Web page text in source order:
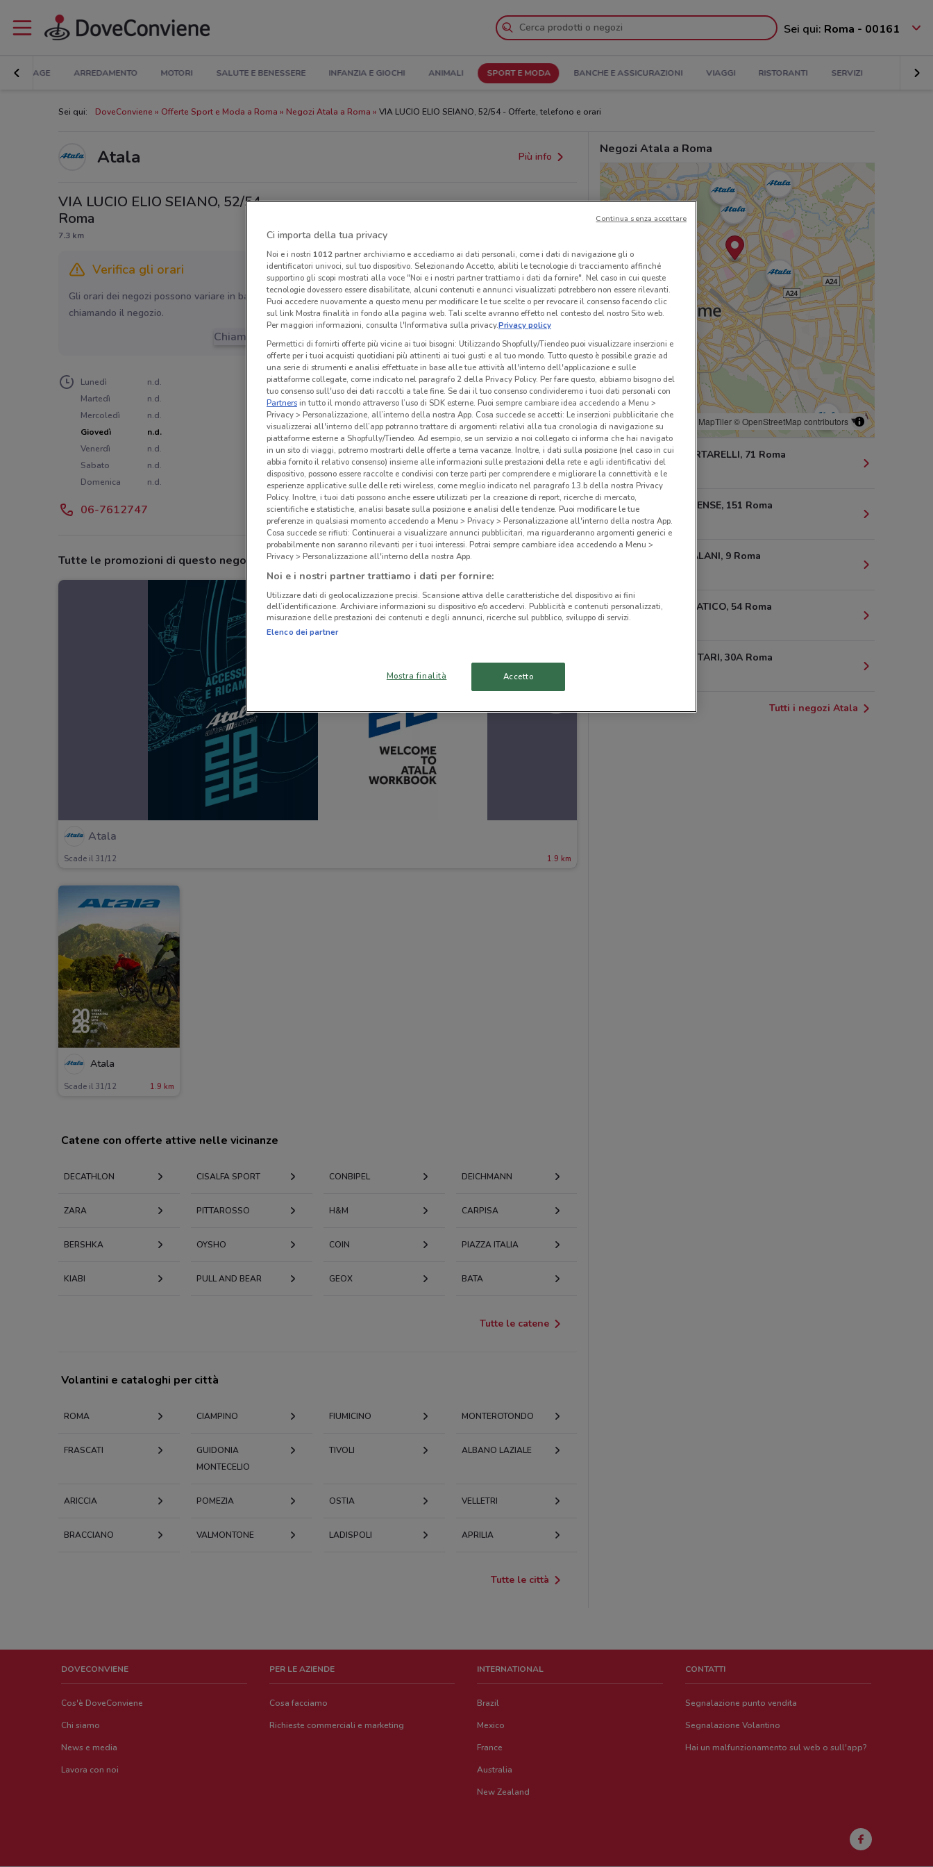
Sei qui: Roma - 00161
BRICOLAGE ARREDAMENTO MOTORI SALUTE E BENESSERE INFANZIA E GIOCHI ANIMALI SPORT E MODA BANCHE E ASSICURAZIONI VIAGGI RISTORANTI SERVIZI
Sei qui: DoveConviene Offerte Sport e Moda a Roma Negozi Atala a Roma VIA LUCIO ELIO SEIANO, 52/54 - Offerte, telefono e orari
Atala Più info
VIA LUCIO ELIO SEIANO, 52/54,
Roma
7.3 km
Verifica gli orari
Gli orari dei negozi possono variare in base agli ultimi provvedimenti regionali o nazionali. Verifica l’accuratezza
chiamando il negozio.
Chiama il negozio
Lunedì
n.d.
Martedì
n.d.
Mercoledì
n.d.
Giovedì
n.d.
Venerdì
n.d.
Sabato
n.d.
Domenica
n.d.
06-7612747
Tutte le promozioni di questo negozio
Atala
Scade il 31/12 1.9 km
Atala
Scade il 31/12 1.9 km
Negozi Atala a Roma
© MapTiler© OpenStreetMap contributors
VIA L. V. BERTARELLI, 71 Roma
1.9 km
VIA NEMORENSE, 151 Roma
1.9 km
VIA A. CATALANI, 9 Roma
VIALE ADRIATICO, 54 Roma
VIA DEI LEUTARI, 30A Roma
Tutti i negozi Atala
Catene con offerte attive nelle vicinanze
DECATHLON CISALFA SPORT CONBIPEL DEICHMANN
ZARA PITTAROSSO H&M CARPISA
BERSHKA OYSHO COIN PIAZZA ITALIA
KIABI PULL AND BEAR GEOX BATA
Tutte le catene
Volantini e cataloghi per città
ROMA CIAMPINO FIUMICINO MONTEROTONDO
FRASCATI
GUIDONIA
MONTECELIO
TIVOLI ALBANO LAZIALE
ARICCIA POMEZIA OSTIA VELLETRI
BRACCIANO VALMONTONE LADISPOLI APRILIA
Tutte le città
DOVECONVIENE
Cos'è DoveConviene
Chi siamo
News e media
Lavora con noi
PER LE AZIENDE
Cosa facciamo
Richieste commerciali e marketing
INTERNATIONAL
Brazil
Mexico
France
Australia
New Zealand
CONTATTI
Segnalazione punto vendita
Segnalazione Volantino
Hai un malfunzionamento sul web o sull'app?
Ci importa della tua privacy
Noi e i nostri 1012partner archiviamo e accediamo ai dati personali, come i dati di navigazione gli o
identificatori univoci, sul tuo dispositivo. Selezionando Accetto, abiliti le tecnologie di tracciamento affinché
supportino gli scopi mostrati alla voce "Noi e i nostri partner trattiamo i dati da fornire". Nel caso in cui queste
tecnologie dovessero essere disabilitate, alcuni contenuti e annunci visualizzati potrebbero non essere rilevanti.
Puoi accedere nuovamente a questo menu per modificare le tue scelte o per revocare il consenso facendo clic
sul link Mostra finalità in fondo alla pagina web. Tali scelte avranno effetto nel contesto del nostro Sito web.
Per maggiori informazioni, consulta l'Informativa sulla privacy.Privacy policy
Permettici di fornirti offerte più vicine ai tuoi bisogni: Utilizzando Shopfully/Tiendeo puoi visualizzare inserzioni e
offerte per i tuoi acquisti quotidiani più attinenti ai tuoi gusti e al tuo mondo. Tutto questo è possibile grazie ad
una serie di strumenti e analisi effettuate in base alle tue attività all'interno dell'applicazione e sulle
piattaforme collegate, come indicato nel paragrafo 2 della Privacy Policy. Per fare questo, abbiamo bisogno del
tuo consenso sull'uso dei dati raccolti a tale fine. Se dai il tuo consenso condivideremo i tuoi dati personali con
Partnersin tutto il mondo attraverso l’uso di SDK esterne. Puoi sempre cambiare idea accedendo a Menu >
Privacy > Personalizzazione, all’interno della nostra App. Cosa succede se accetti: Le inserzioni pubblicitarie che
visualizzerai all'interno dell’app potranno trattare di argomenti relativi alla tua cronologia di navigazione su
piattaforme esterne a Shopfully/Tiendeo. Ad esempio, se un servizio a noi collegato ci informa che hai navigato
in un sito di viaggi, potremo mostrarti delle offerte a tema vacanze. Inoltre, i dati sulla posizione (nel caso in cui
abbia fornito il relativo consenso) insieme alle informazioni sulle prestazioni della rete e agli identificativi del
dispositivo, possono essere raccolte e condivisi con terze parti per comprendere e migliorare la connettività e le
esperienze applicative sulle delle reti wireless, come meglio indicato nel paragrafo 13.b della nostra Privacy
Policy. Inoltre, i tuoi dati possono anche essere utilizzati per la creazione di report, ricerche di mercato,
scientifiche e statistiche, analisi basate sulla posizione e analisi delle tendenze. Puoi modificare le tue
preferenze in qualsiasi momento accedendo a Menu > Privacy > Personalizzazione all'interno della nostra App.
Cosa succede se rifiuti: Continuerai a visualizzare annunci pubblicitari, ma riguarderanno argomenti generici e
probabilmente non saranno rilevanti per i tuoi interessi. Potrai sempre cambiare idea accedendo a Menu >
Privacy > Personalizzazione all'interno della nostra App.
Noi e i nostri partner trattiamo i dati per fornire:
Utilizzare dati di geolocalizzazione precisi. Scansione attiva delle caratteristiche del dispositivo ai fini
dell’identificazione. Archiviare informazioni su dispositivo e/o accedervi. Pubblicità e contenuti personalizzati,
misurazione delle prestazioni dei contenuti e degli annunci, ricerche sul pubblico, sviluppo di servizi.
Elenco dei partner
Mostra finalità Accetto
Continua senza accettare